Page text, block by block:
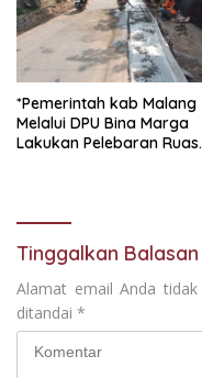
*Pemerintah kab Malang
Melalui DPU Bina Marga
Lakukan Pelebaran Ruas
Tinggalkan Balasan
Alamat email Anda tidak
ditandai *